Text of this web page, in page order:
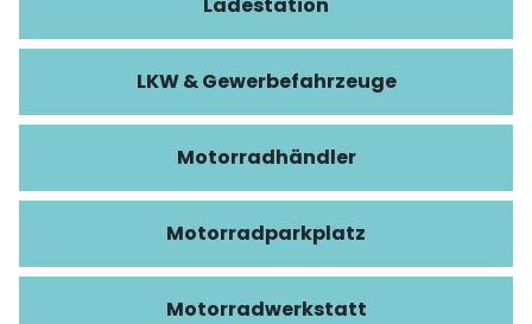
LKW & Gewerbefahrzeuge
Motorradhändler
Motorradparkplatz
Motorradwerkstatt